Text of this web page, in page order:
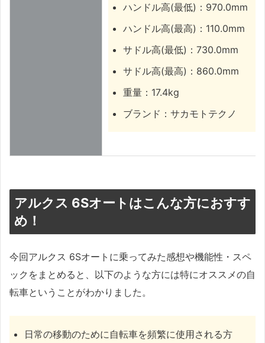
ハンドル高(最低)：970.0mm
ハンドル高(最高)：110.0mm
サドル高(最低)：730.0mm
サドル高(最高)：860.0mm
重量：17.4kg
ブランド：サカモトテクノ
アルクス 6Sオートはこんな方におすす
め！
今回アルクス 6Sオートに乗ってみた感想や機能性・スペ
ックをまとめると、以下のような方には特にオススメの自
転車ということがわかりました。
日常の移動のために自転車を頻繁に使用される方